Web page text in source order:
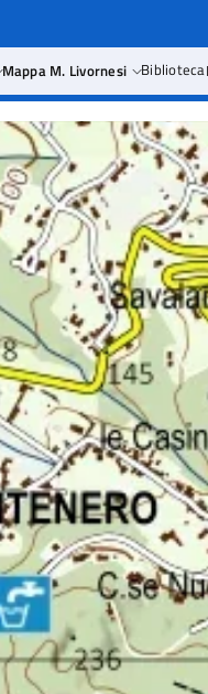
Mappa M. Livornesi Biblioteca